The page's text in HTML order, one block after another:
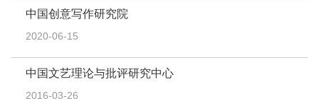
中国创意写作研究院
2020-06-15
中国文艺理论与批评研究中心
2016-03-26